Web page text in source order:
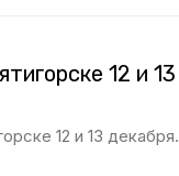
12 и 13
12 и 13 декабря.